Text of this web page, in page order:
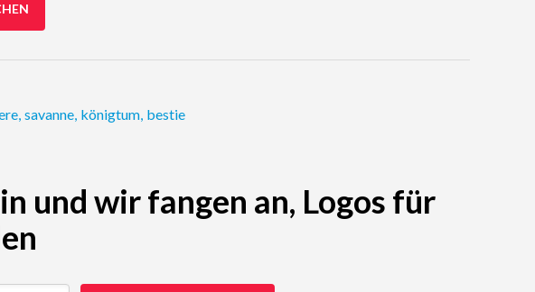
, savanne, königtum, bestie
und wir fangen an, Logos für